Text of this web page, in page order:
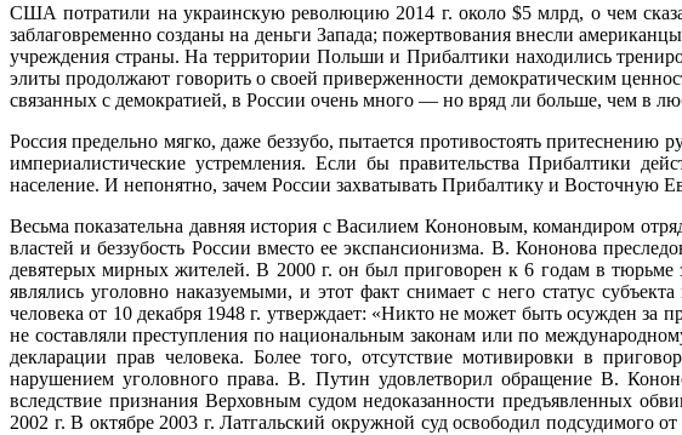
США потратили на украинскую революцию 2014 г. около $5 млрд, о чем
заблаговременно созданы на деньги Запада; пожертвования внесли
учреждения страны. На территории Польши и Прибалтики нахо­дились
элиты продолжают говорить о своей приверженности демократическим
связанных с демократией, в России очень много — но вряд ли больше, чем в
Россия предельно мягко, даже беззубо, пытается противостоять
империалистические устремле­ния. Если бы правительства Прибалтики
население. И непонятно, зачем России захватывать Прибалтику и Восточную
Весьма показательна давняя история с Василием Кононовым, команди­ром
властей и беззубость России вместо ее экспансионизма. В. Кононова
девятерых мирных жителей. В 2000 г. он был приговорен к 6 годам в тюрьме
являлись уголовно наказу­емыми, и этот факт снимает с него статус
человека от 10 декабря 1948 г. утверждает: «Никто не может быть осужден за
не составляли преступления по национальным законам или по
декларации прав человека. Более того, отсутствие мотивировки в
нарушением уголовного права. В. Путин удовлетворил обращение В.
вследствие признания Верховным судом недоказанности предъявленных
2002 г. В октябре 2003 г. Латгальский окружной суд освободил подсудимого